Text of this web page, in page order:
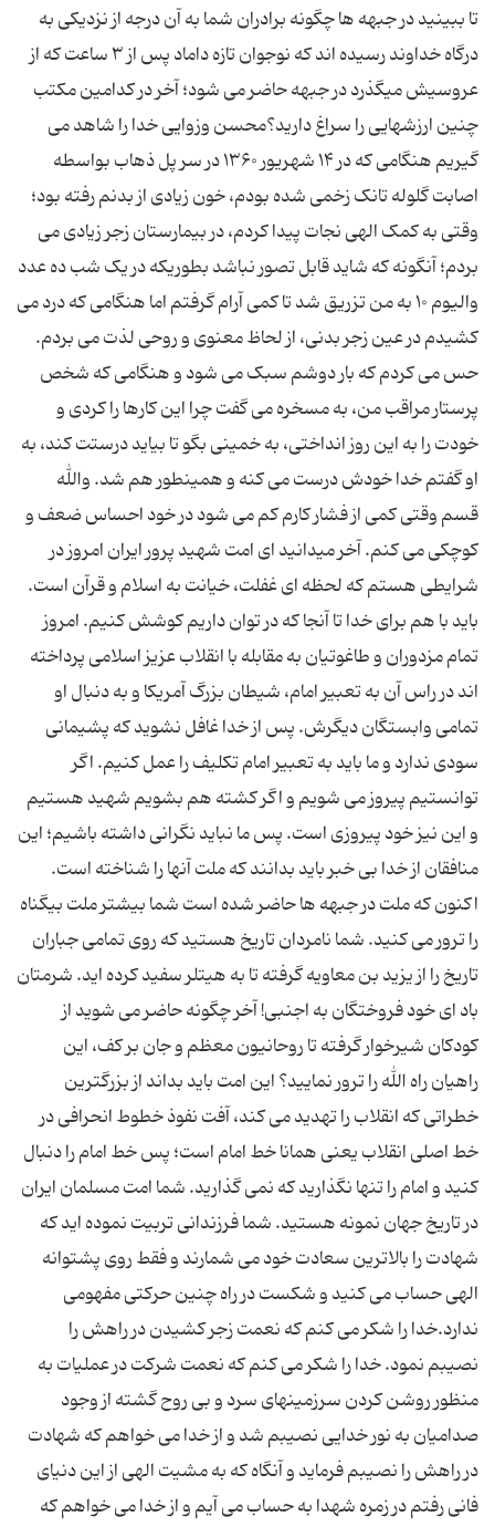
تا ببینید در جبهه ها چگونه برادران شما به آن درجه از نزدیکى به
درگاه خداوند رسیده اند که نوجوان تازه داماد پس از ۳ ساعت که از
عروسیش میگذرد در جبهه حاضر مى شود؛ آخر در کدامین مکتب
چنین ارزشهایى را سراغ دارید؟محسن وزوایی خدا را شاهد مى
گیریم هنگامى که در ۱۴ شهریور ۱۳۶۰ در سر پل ذهاب بواسطه
اصابت گلوله تانک زخمى شده بودم، خون زیادى از بدنم رفته بود؛
وقتى به کمک الهى نجات پیدا کردم، در بیمارستان زجر زیادى مى
بردم؛ آنگونه که شاید قابل تصور نباشد بطوریکه در یک شب ده عدد
والیوم ۱۰ به من تزریق شد تا کمى آرام گرفتم اما هنگامى که درد مى
کشیدم در عین زجر بدنى، از لحاظ معنوى و روحى لذت مى بردم.
حس مى کردم که بار دوشم سبک مى شود و هنگامى که شخص
پرستار مراقب من، به مسخره مى گفت چرا این کارها را کردى و
خودت را به این روز انداختى، به خمینى بگو تا بیاید درستت کند، به
او گفتم خدا خودش درست مى کنه و همینطور هم شد. والله
قسم وقتى کمى از فشار کارم کم مى شود در خود احساس ضعف و
کوچکى مى کنم. آخر میدانید اى امت شهید پرور ایران امروز در
شرایطى هستم که لحظه اى غفلت، خیانت به اسلام و قرآن است.
باید با هم براى خدا تا آنجا که در توان داریم کوشش کنیم. امروز
تمام مزدوران و طاغوتیان به مقابله با انقلاب عزیز اسلامى پرداخته
اند در راس آن به تعبیر امام، شیطان بزرگ آمریکا و به دنبال او
تمامى وابستگان دیگرش. پس از خدا غافل نشوید که پشیمانى
سودى ندارد و ما باید به تعبیر امام تکلیف را عمل کنیم. اگر
توانستیم پیروز مى شویم و اگر کشته هم بشویم شهید هستیم
و این نیز خود پیروزى است. پس ما نباید نگرانى داشته باشیم؛ این
منافقان از خدا بى خبر باید بدانند که ملت آنها را شناخته است.
اکنون که ملت در جبهه ها حاضر شده است شما بیشتر ملت بیگناه
را ترور مى کنید. شما نامردان تاریخ هستید که روى تمامى جباران
تاریخ را از یزید بن معاویه گرفته تا به هیتلر سفید کرده اید. شرمتان
باد اى خود فروختگان به اجنبى! آخر چگونه حاضر مى شوید از
کودکان شیرخوار گرفته تا روحانیون معظم و جان بر کف، این
راهیان راه الله را ترور نمایید؟ این امت باید بداند از بزرگترین
خطراتى که انقلاب را تهدید مى کند، آفت نفوذ خطوط انحرافى در
خط اصلى انقلاب یعنى همانا خط امام است؛ پس خط امام را دنبال
کنید و امام را تنها نگذارید که نمى گذارید. شما امت مسلمان ایران
در تاریخ جهان نمونه هستید. شما فرزندانى تربیت نموده اید که
شهادت را بالاترین سعادت خود مى شمارند و فقط روى پشتوانه
الهى حساب مى کنید و شکست در راه چنین حرکتى مفهومى
ندارد.خدا را شکر مى کنم که نعمت زجر کشیدن در راهش را
نصیبم نمود. خدا را شکر مى کنم که نعمت شرکت در عملیات به
منظور روشن کردن سرزمینهاى سرد و بی روح گشته از وجود
صدامیان به نور خدایى نصیبم شد و از خدا مى خواهم که شهادت
در راهش را نصیبم فرماید و آنگاه که به مشیت الهى از این دنیاى
فانى رفتم در زمره شهدا به حساب مى آیم و از خدا مى خواهم که